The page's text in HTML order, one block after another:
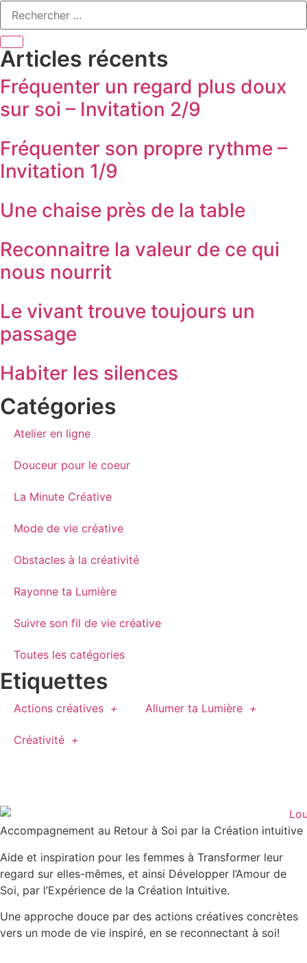
Articles récents
Fréquenter un regard plus doux
sur soi – Invitation 2/9
Fréquenter son propre rythme –
Invitation 1/9
Une chaise près de la table
Reconnaitre la valeur de ce qui
nous nourrit
Le vivant trouve toujours un
passage
Habiter les silences
Catégories
Atelier en ligne
Douceur pour le coeur
La Minute Créative
Mode de vie créative
Obstacles à la créativité
Rayonne ta Lumière
Suivre son fil de vie créative
Toutes les catégories
Etiquettes
Actions créatives Allumer ta Lumière
Créativité
Accompagnement au Retour à Soi par la Création intuitive
Aide et inspiration pour les femmes à Transformer leur
regard sur elles-mêmes, et ainsi Développer l’Amour de
Soi, par l’Expérience de la Création Intuitive.
Une approche douce par des actions créatives concrètes
vers un mode de vie inspiré, en se reconnectant à soi!